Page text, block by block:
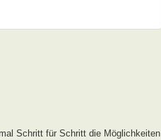
Schritt für Schritt die Möglichkeiten